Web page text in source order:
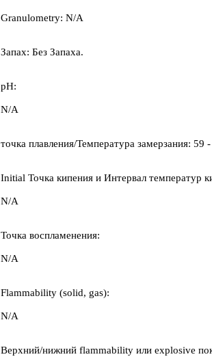
Granulometry: N/A
Запах: Без Запаха.
pH:
N/A
точка плавления/Температура замерзания: 59 -
Initial Точка кипения и Интервал температур
N/A
Точка воспламенения:
N/A
Flammability (solid, gas):
N/A
Верхний/нижний flammability или explosive